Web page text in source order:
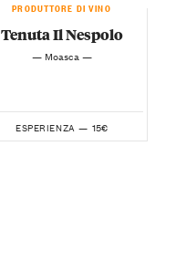
PRODUTTORE DI VINO
Tenuta Il Nespolo
— Moasca —
ESPERIENZA — 15€